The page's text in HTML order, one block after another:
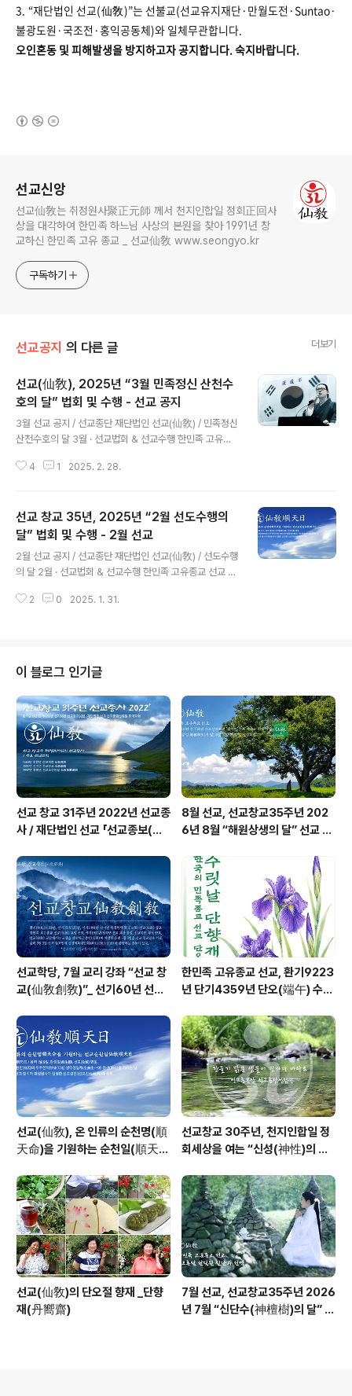
3. “재단법인 선교(仙敎)”는 선불교(선교유지재단·만월도전·Suntao·
불광도원·국조전·홍익공동체)와 일체무관합니다.
오인혼동 및 피해발생을 방지하고자 공지합니다. ​​​​숙지바랍니다.
선교신앙
선교仙敎는 취정원사聚正元師 께서 천지인합일 정회正回사
상을 대각하여 한민족 하느님 사상의 본원을 찾아 1991년 창
교하신 한민족 고유 종교 _ 선교仙敎 www.seongyo.kr
구독하기
선교공지 의 다른 글 더보기
선교(仙敎), 2025년 “3월 민족정신 산천수
호의 달” 법회 및 수행 - 선교 공지
3월 선교 공지 / 선교종단 재단법인 선교(仙敎) / 민족정신
산천수호의 달 3월 · 선교법회 & 선교수행 한민족 고유종
유“대동개천(大同開天)” 환기9222년 단기4358년 선
(乙巳年) 선교 창교주 박광의(朴光義) 취정원사 신년교
유 「대동개천(大同開天) 한울세상(正回世上)」은, 하늘이
열리고 땅이 열리고 사람이 열리는 한하늘 한아버지 한자
손의 대동세상(大同世上)이다. 천(天) 지(地) 인(人) 삼원
민족의 시조이시며 온 세상의 하느님이신 환인(桓因)의 교
4 1 2025. 2. 28.
선교 창교 35년, 2025년 “2월 선도수행의
달” 법회 및 수행 - 2월 선교
2월 선교 공지 / 선교종단 재단법인 선교(仙敎) / 선도수행
의 달 2월 · 선교법회 & 선교수행 한민족 고유종교 선교 창
천(大同開天)” 환기9222년 단기4358년 선기59년, 고
(大同開天) 한울세상(正回世上)」은, 하늘이 열리고 땅이
열리고 사람이 열리는 한하늘 한아버지 한자손의 대동세상
(大同世上)이다. 천(天) 지(地) 인(人) 삼원(三元)의 율
려조화(律呂造化)로 새 세상이 열리나니, 한민족의 시조
이시며 온 세상의 하느님이신 환인(桓因)의 교화 선교(仙
敎)의 율려개천(律呂開天..
2 0 2025. 1. 31.
이 블로그 인기글
선교 창교 31주년 2022년 선교종
사 / 재단법인 선교 「선교종보(仙
8월 선교, 선교창교35주년 202
6년 8월 “해원상생의 달” 선교 법
선교학당, 7월 교리 강좌 “선교 창
교(仙敎創敎)”_ 선기60년 선교
한민족 고유종교 선교, 환기9223
년 단기4359년 단오(端午) 수릿
사님 신성교화법문
선교(仙敎), 온 인류의 순천명(順
天命)을 기원하는 순천일(順天
정반포
선교창교 30주년, 천지인합일 정
회세상을 여는 “신성(神性)의 물
“신성회복과 청정수행” 교유를 생
각하며
선교(仙敎)의 단오절 향재 _단향
재(丹嚮齋)
7월 선교, 선교창교35주년 2026
년 7월 “신단수(神檀樹)의 달” 선